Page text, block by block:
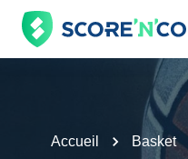
Accueil Basket